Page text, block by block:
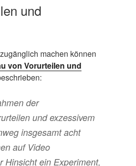
und
machen können
von Vorurteilen und
der
und exzessivem
insgesamt acht
auf Video
Hinsicht ein Experiment,